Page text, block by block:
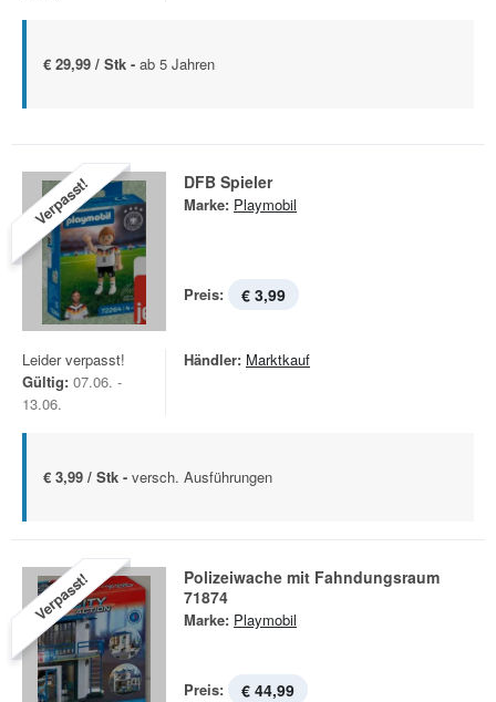
€ 29,99 / Stk - ab 5 Jahren
Verpasst! DFB Spieler
Marke: Playmobil
Preis: € 3,99
Leider verpasst!
Gültig: 07.06. -
13.06.
Händler: Marktkauf
€ 3,99 / Stk - versch. Ausführungen
Verpasst!
Polizeiwache mit Fahndungsraum
71874
Marke: Playmobil
Preis: € 44,99